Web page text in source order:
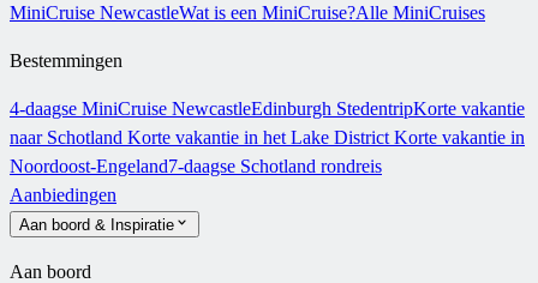
MiniCruise NewcastleWat is een MiniCruise?Alle MiniCruises
Bestemmingen
4-daagse MiniCruise NewcastleEdinburgh StedentripKorte vakantie
naar Schotland Korte vakantie in het Lake District Korte vakantie in
Noordoost-Engeland7-daagse Schotland rondreis
Aanbiedingen
Aan boord & Inspiratie
Aan boord